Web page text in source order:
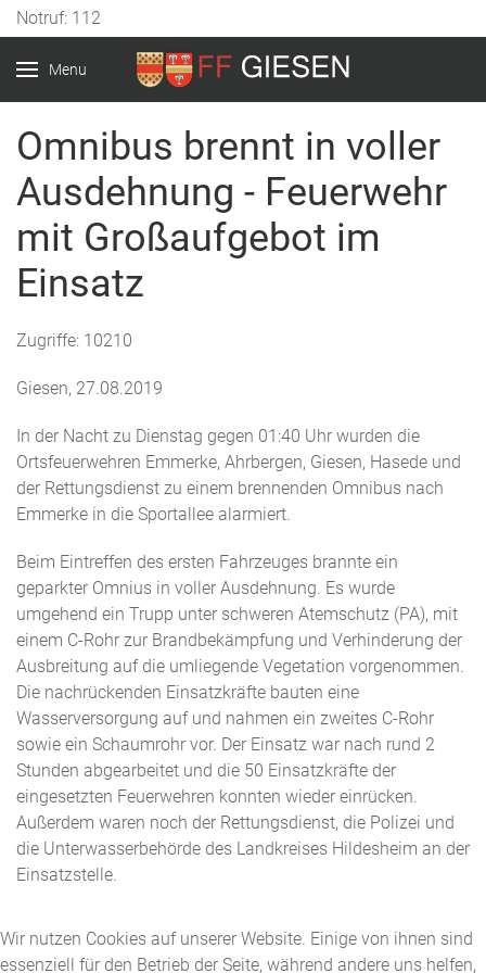
Notruf: 112
Menu
Omnibus brennt in voller
Ausdehnung - Feuerwehr
mit Großaufgebot im
Einsatz
Zugriffe: 10210
Giesen, 27.08.2019
In der Nacht zu Dienstag gegen 01:40 Uhr wurden die
Ortsfeuerwehren Emmerke, Ahrbergen, Giesen, Hasede und
der Rettungsdienst zu einem brennenden Omnibus nach
Emmerke in die Sportallee alarmiert.
Beim Eintreffen des ersten Fahrzeuges brannte ein
geparkter Omnius in voller Ausdehnung. Es wurde
umgehend ein Trupp unter schweren Atemschutz (PA), mit
einem C-Rohr zur Brandbekämpfung und Verhinderung der
Ausbreitung auf die umliegende Vegetation vorgenommen.
Die nachrückenden Einsatzkräfte bauten eine
Wasserversorgung auf und nahmen ein zweites C-Rohr
sowie ein Schaumrohr vor. Der Einsatz war nach rund 2
Stunden abgearbeitet und die 50 Einsatzkräfte der
eingesetzten Feuerwehren konnten wieder einrücken.
Außerdem waren noch der Rettungsdienst, die Polizei und
die Unterwasserbehörde des Landkreises Hildesheim an der
Einsatzstelle.
Wir nutzen Cookies auf unserer Website. Einige von ihnen sind
essenziell für den Betrieb der Seite, während andere uns helfen,